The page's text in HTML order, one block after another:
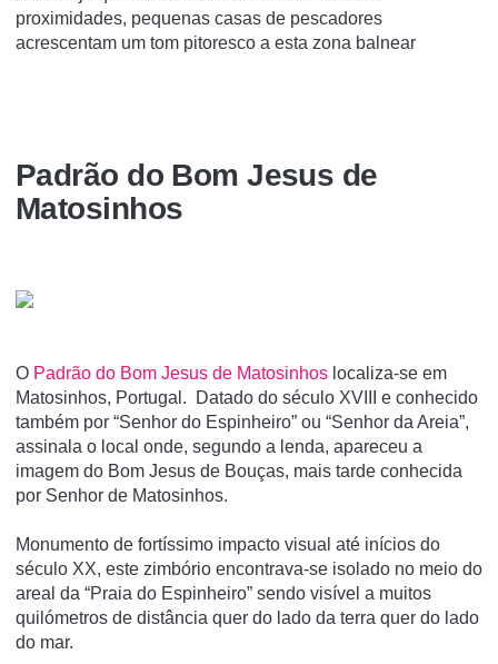
proximidades, pequenas casas de pescadores
acrescentam um tom pitoresco a esta zona balnear
Padrão do Bom Jesus de
Matosinhos
O Padrão do Bom Jesus de Matosinhos localiza-se em
Matosinhos, Portugal. Datado do século XVIII e conhecido
também por “Senhor do Espinheiro” ou “Senhor da Areia”,
assinala o local onde, segundo a lenda, apareceu a
imagem do Bom Jesus de Bouças, mais tarde conhecida
por Senhor de Matosinhos.
Monumento de fortíssimo impacto visual até inícios do
século XX, este zimbório encontrava-se isolado no meio do
areal da “Praia do Espinheiro” sendo visível a muitos
quilómetros de distância quer do lado da terra quer do lado
do mar.